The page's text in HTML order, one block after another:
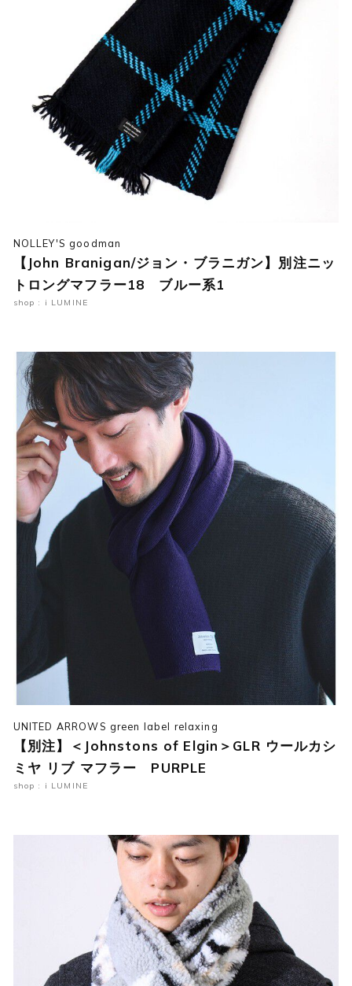
NOLLEY'S goodman
【John Branigan/ジョン・ブラニガン】別注ニッ
トロングマフラー18 ブルー系1
shop : i LUMINE
UNITED ARROWS green label relaxing
【別注】＜Johnstons of Elgin＞GLR ウールカシ
ミヤ リブ マフラー PURPLE
shop : i LUMINE